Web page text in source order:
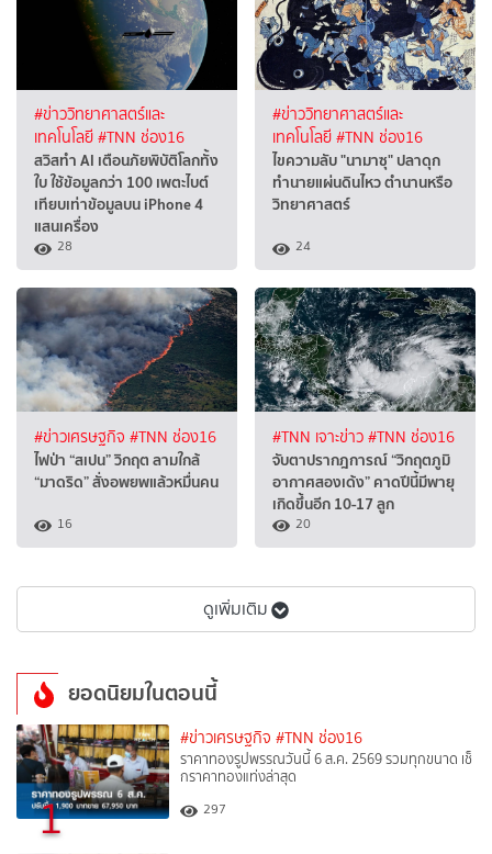
#ข่าววิทยาศาสตร์และ
เทคโนโลยี#TNN ช่อง16
สวิสทำ AI เตือนภัยพิบัติโลกทั้ง
ใบ ใช้ข้อมูลกว่า 100 เพตะไบต์
เทียบเท่าข้อมูลบน iPhone 4
แสนเครื่อง
28
#ข่าววิทยาศาสตร์และ
เทคโนโลยี#TNN ช่อง16
ไขความลับ "นามาซุ" ปลาดุก
ทำนายแผ่นดินไหว ตำนานหรือ
วิทยาศาสตร์
24
#ข่าวเศรษฐกิจ #TNN ช่อง16
ไฟป่า “สเปน” วิกฤต ลามใกล้
“มาดริด” สั่งอพยพแล้วหมื่นคน
16
#TNN เจาะข่าว#TNN ช่อง16
จับตาปรากฎการณ์ “วิกฤตภูมิ
อากาศสองเด้ง” คาดปีนี้มีพายุ
เกิดขึ้นอีก 10-17 ลูก
20
ดูเพิ่มเติม
ยอดนิยมในตอนนี้
1
#ข่าวเศรษฐกิจ #TNN ช่อง16
ราคาทองรูปพรรณวันนี้ 6 ส.ค. 2569 รวมทุกขนาด เช็
กราคาทองแท่งล่าสุด
297